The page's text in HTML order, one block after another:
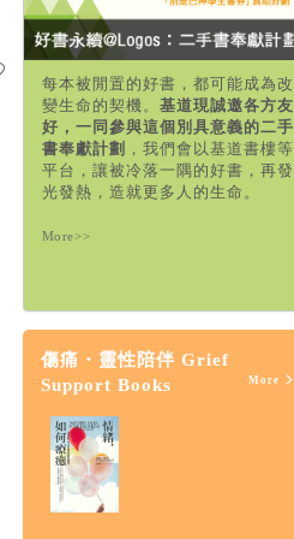
每本被閒置的好書，都可能成為改
變生命的契機。 基道現誠邀各方友
好，一同參與這個別具意義的二手
書奉獻計劃 ，我們會以基道書樓等
平台，讓被冷落一隅的好書，再發
光發熱，造就更多人的生命。
More>>
傷痛・靈性陪伴 Grief
Support Books
More